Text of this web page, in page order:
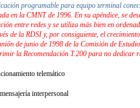
programable para equipo terminal
en la CMNT de 1996. En su apéndice, se
entre redes y se utiliza más bien en
de la RDSI y, por consiguiente, el
de junio de 1998 de la Comisión de
la Recomendación T.200 para no
telemático
interpersonal